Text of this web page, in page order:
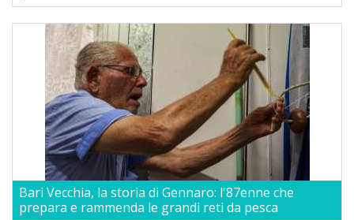
Bari Vecchia, la storia di Gennaro: l'87enne che
prepara e rammenda le grandi reti da pesca